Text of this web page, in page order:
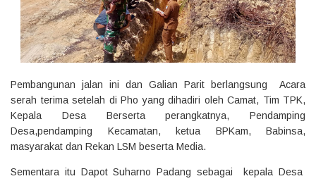
Pembangunan jalan ini dan Galian Parit berlangsung Acara
serah terima setelah di Pho yang dihadiri oleh Camat, Tim TPK,
Kepala Desa Berserta perangkatnya, Pendamping
Desa,pendamping Kecamatan, ketua BPKam, Babinsa,
masyarakat dan Rekan LSM beserta Media.
Sementara itu Dapot Suharno Padang sebagai kepala Desa